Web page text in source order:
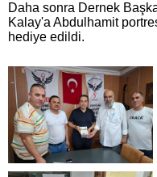
Daha sonra Dernek
Kalay'a Abdulhamit
hediye edildi.